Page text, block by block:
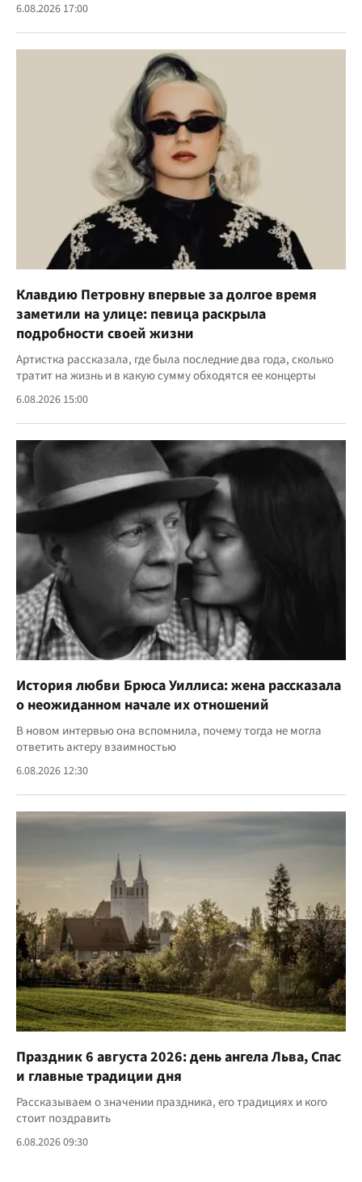
6.08.2026 17:00
Клавдию Петровну впервые за долгое время
заметили на улице: певица раскрыла
подробности своей жизни
Артистка рассказала, где была последние два года, сколько
тратит на жизнь и в какую сумму обходятся ее концерты
6.08.2026 15:00
История любви Брюса Уиллиса: жена рассказала
о неожиданном начале их отношений
В новом интервью она вспомнила, почему тогда не могла
ответить актеру взаимностью
6.08.2026 12:30
Праздник 6 августа 2026: день ангела Льва, Спас
и главные традиции дня
Рассказываем о значении праздника, его традициях и кого
стоит поздравить
6.08.2026 09:30